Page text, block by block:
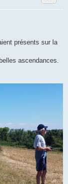
présents sur la
ascendances.